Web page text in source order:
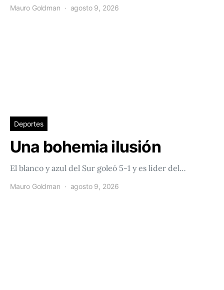
Mauro Goldman agosto 9, 2026
Deportes
Una bohemia ilusión
El blanco y azul del Sur goleó 5-1 y es líder del…
Mauro Goldman agosto 9, 2026